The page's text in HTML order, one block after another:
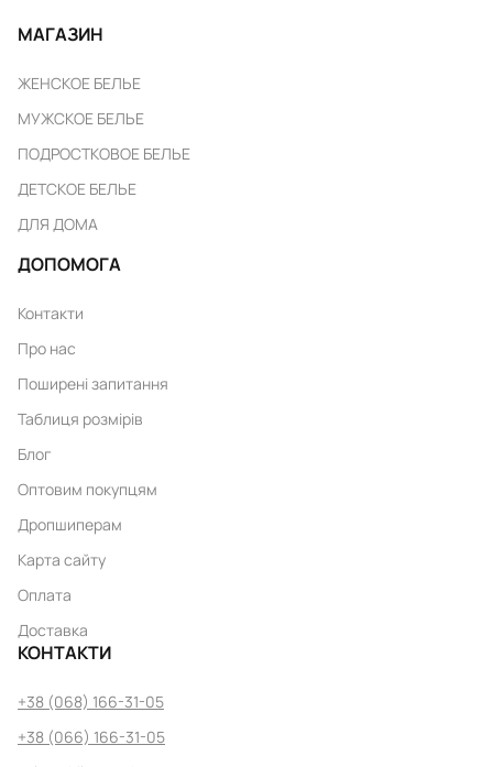
МАГАЗИН
ЖЕНСКОЕ БЕЛЬЕ
МУЖСКОЕ БЕЛЬЕ
ПОДРОСТКОВОЕ БЕЛЬЕ
ДЕТСКОЕ БЕЛЬЕ
ДЛЯ ДОМА
ДОПОМОГА
Контакти
Про нас
Поширені запитання
Таблиця розмірів
Блог
Оптовим покупцям
Дропшиперам
Карта сайту
Оплата
Доставка
КОНТАКТИ
+38 (068) 166-31-05
+38 (066) 166-31-05